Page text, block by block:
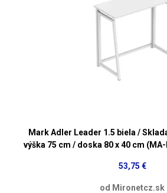
Mark Adler Leader 1.5 biela /
výška 75 cm / doska 80 x 40 cm (MA-
53,75 €
od Mironetcz.sk